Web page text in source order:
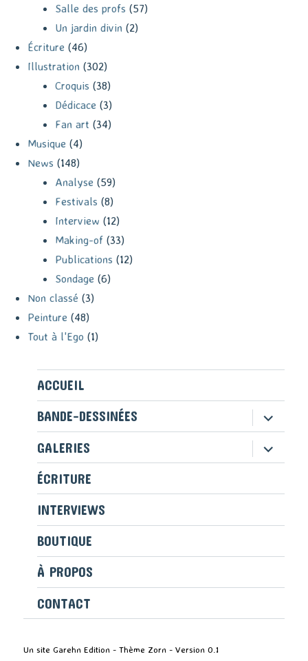
Salle des profs (57)
Un jardin divin (2)
Écriture (46)
Illustration (302)
Croquis (38)
Dédicace (3)
Fan art (34)
Musique (4)
News (148)
Analyse (59)
Festivals (8)
Interview (12)
Making-of (33)
Publications (12)
Sondage (6)
Non classé (3)
Peinture (48)
Tout à l'Ego (1)
ACCUEIL
BANDE-DESSINÉES
ouvrir
le
sous-
menu
GALERIES ouvrir
le
ÉCRITURE
INTERVIEWS
BOUTIQUE
À PROPOS
CONTACT
Un site Garehn Edition - Thème Zorn - Version 0.1